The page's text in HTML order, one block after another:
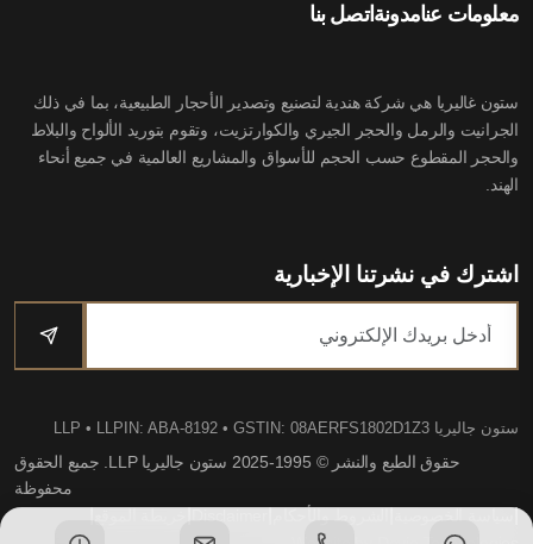
معلومات عنامدونة اتصل بنا
ستون غاليريا هي شركة هندية لتصنيع وتصدير الأحجار الطبيعية، بما في ذلك
الجرانيت والرمل والحجر الجيري والكوارتزيت، وتقوم بتوريد الألواح والبلاط
والحجر المقطوع حسب الحجم للأسواق والمشاريع العالمية في جميع أنحاء
الهند.
اشترك في نشرتنا الإخبارية
ستون جاليريا LLP • LLPIN: ABA-8192 • GSTIN: 08AERFS1802D1Z3
حقوق الطبع والنشر © 1995-2025 ستون جاليريا LLP. جميع الحقوق
محفوظة
|